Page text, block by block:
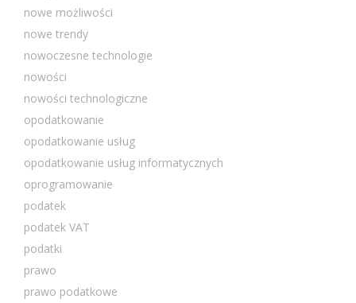
nowe możliwości
nowe trendy
nowoczesne technologie
nowości
nowości technologiczne
opodatkowanie
opodatkowanie usług
opodatkowanie usług informatycznych
oprogramowanie
podatek
podatek VAT
podatki
prawo
prawo podatkowe